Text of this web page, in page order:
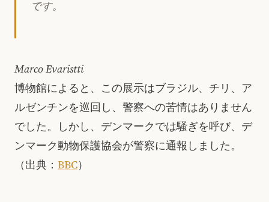
です。
Marco Evaristti
博物館によると、この展示はブラジル、チリ、ア
ルゼンチンを巡回し、警察への苦情はありません
でした。しかし、デンマークでは騒ぎを呼び、デ
ンマーク動物保護協会が警察に通報しました。
（出典： BBC）